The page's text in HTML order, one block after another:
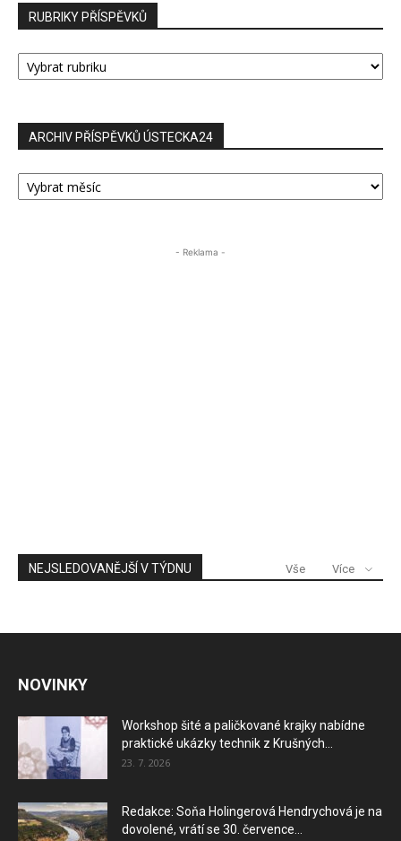
RUBRIKY PŘÍSPĚVKŮ
RUBRIKY
PŘÍSPĚVKŮ
ARCHIV PŘÍSPĚVKŮ ÚSTECKA24
ARCHIV
PŘÍSPĚVKŮ
- Reklama -
NEJSLEDOVANĚJŠÍ V TÝDNU Vše Více
NOVINKY
Workshop šité a paličkované krajky nabídne
praktické ukázky technik z Krušných...
23. 7. 2026
Redakce: Soňa Holingerová Hendrychová je na
dovolené, vrátí se 30. července...